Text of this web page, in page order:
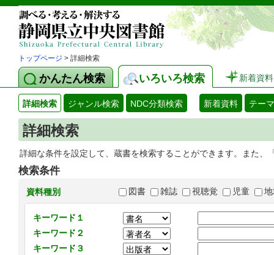
トップページ > 詳細検索
かんたん検索 いろいろ検索 新着資料
詳細検索 ジャンル検索 NDC分類検索 新着資料 テー
詳細検索
詳細な条件を設定して、蔵書を検索することができます。また
検索条件
資料種別 図書 雑誌 視聴覚 児童
キーワード１
キーワード２
キーワード３